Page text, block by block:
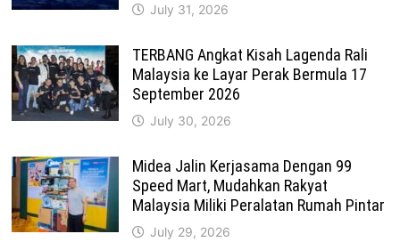
July 31, 2026
TERBANG Angkat Kisah Lagenda Rali
Malaysia ke Layar Perak Bermula 17
September 2026
July 30, 2026
Midea Jalin Kerjasama Dengan 99
Speed Mart, Mudahkan Rakyat
Malaysia Miliki Peralatan Rumah Pintar
July 29, 2026